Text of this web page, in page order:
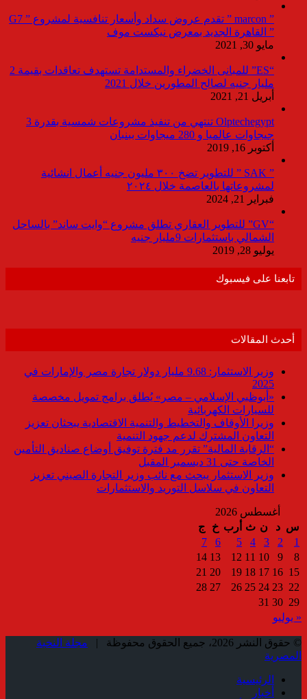
” marcon ” تقدم عروض سداد وأسعار تنافسية لمشروع ” G7
” القاهرة الجديد بمعرض نيكست موف
مايو 30, 2021
“ES” للمبانى الخضراء والمستدامة تستهدف تعاقدات بقيمة 2
مليار جنيه لصالح المطورين خلال 2021
أبريل 21, 2021
Olptechegypt تنتهي من تنفيذ مشروعات شمسية بقدرة 3
جيجاوات عالميا و 280 ميجاوات ببنبان
أكتوبر 16, 2019
” SAK ” للتطوير تضخ ٣٠٠ مليون جنيه أعمال انشائية
لمشروعاتها بالعاصمة خلال ٢٠٢٤
فبراير 21, 2024
“GV” للتطوير العقاري تطلق مشروع “وايت ساند” بالساحل
الشمالي باستثمارات 9مليار جنيه
يوليو 28, 2019
تابعنا على فيسبوك
أحدث المقالات
وزير الاستثمار: 9.68 مليار دولار تجارة مصر والإمارات في
2025
«أبوظبي الإسلامي – مصر» يُطلق برامج تمويل مخصصة
للسيارات الكهربائية
وزيرا الأوقاف والتخطيط والتنمية الاقتصادية يبحثان تعزيز
التعاون المشترك لدعم جهود التنمية
“الرقابة المالية” تقرر مد فترة توفيق أوضاع صناديق التأمين
الخاصة حتى 31 ديسمبر المقبل
وزير الاستثمار يبحث مع نائب وزير التجارة الصيني تعزيز
التعاون في سلاسل التوريد والاستثمارات
أغسطس 2026
س د ن ث أرب خ
ج
1
2
3
4
5
6
7
8
9
10
11
12
13
14
15
16
17
18
19
20
21
22
23
24
25
26
27
28
29
30
31
« يوليو
© حقوق النشر 2026، جميع الحقوق محفوظة |
مجلة النخبة
المصرية
الرئيسية
أخبار